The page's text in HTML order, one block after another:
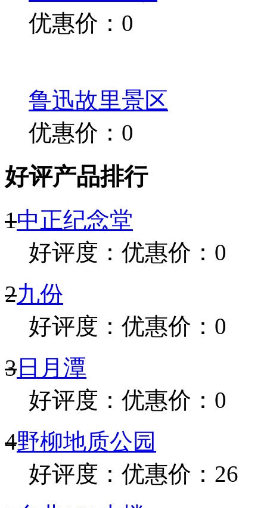
优惠价：0
鲁迅故里景区
优惠价：0
好评产品排行
1中正纪念堂
好评度： 优惠价：0
2九份
好评度： 优惠价：0
3 日月潭
好评度： 优惠价：0
4野柳地质公园
好评度： 优惠价：26